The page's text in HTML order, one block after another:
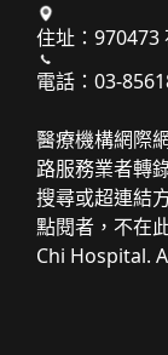
住址：970473
電話：03-
醫療機構網際
路服務業者轉
搜尋或超連結
點閱者，不在
Chi Hospital.